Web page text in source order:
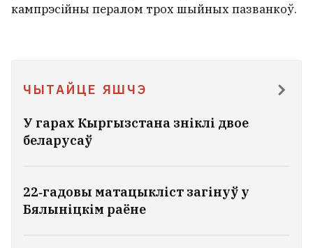
кампрэсійны пералом трох шыйных пазванкоў.
ЧЫТАЙЦЕ ЯШЧЭ
У гарах Кыргызстана зніклі двое
беларусаў
22‑гадовы матацыкліст загінуў у
Бялыніцкім раёне